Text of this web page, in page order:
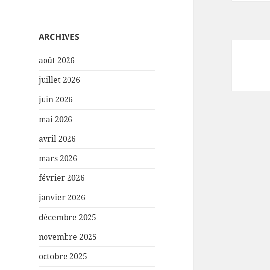
ARCHIVES
août 2026
juillet 2026
juin 2026
mai 2026
avril 2026
mars 2026
février 2026
janvier 2026
décembre 2025
novembre 2025
octobre 2025